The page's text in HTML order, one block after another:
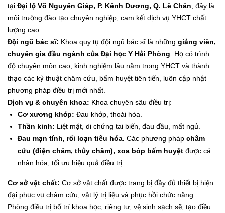
tại Đại lộ Võ Nguyên Giáp, P. Kênh Dương, Q. Lê Chân , đây là
môi trường đào tạo chuyên nghiệp, cam kết dịch vụ YHCT chất
lượng cao.
Đội ngũ bác sĩ: Khoa quy tụ đội ngũ bác sĩ là những giảng viên,
chuyên gia đầu ngành của Đại học Y Hải Phòng . Họ có trình
độ chuyên môn cao, kinh nghiệm lâu năm trong YHCT và thành
thạo các kỹ thuật châm cứu, bấm huyệt tiên tiến, luôn cập nhật
phương pháp điều trị mới nhất.
Dịch vụ & chuyên khoa: Khoa chuyên sâu điều trị:
Cơ xương khớp: Đau khớp, thoái hóa.
Thần kinh: Liệt mặt, di chứng tai biến, đau đầu, mất ngủ.
Đau mạn tính, rối loạn tiêu hóa. Các phương pháp châm
cứu (điện châm, thủy châm), xoa bóp bấm huyệt được cá
nhân hóa, tối ưu hiệu quả điều trị.
Cơ sở vật chất: Cơ sở vật chất được trang bị đầy đủ thiết bị hiện
đại phục vụ châm cứu, vật lý trị liệu và phục hồi chức năng.
Phòng điều trị bố trí khoa học, riêng tư, vệ sinh sạch sẽ, tạo điều